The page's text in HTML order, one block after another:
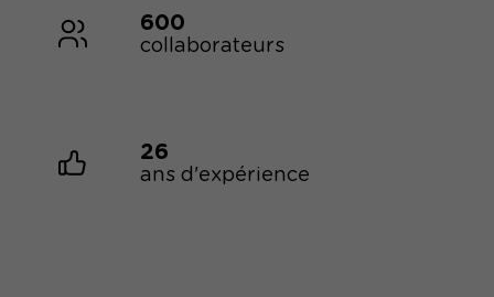
600
collaborateurs
26
ans d'expérience